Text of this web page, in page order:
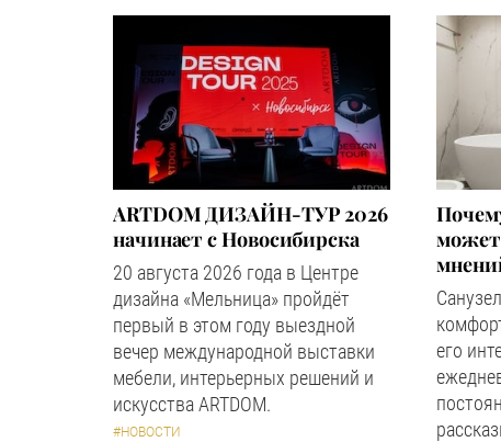
ARTDOM ДИЗАЙН-ТУР 2026
начинает с Новосибирска
20 августа 2026 года в Центре
дизайна «Мельница» пройдёт
первый в этом году выездной
вечер международной выставки
мебели, интерьерных решений и
искусства ARTDOM.
#НОВОСТИ
может
его